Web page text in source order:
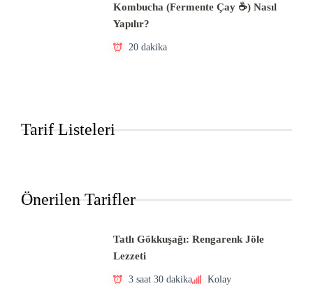
Kombucha (Fermente Çay ☕) Nasıl
Yapılır?
20 dakika
Tarif Listeleri
Önerilen Tarifler
Tatlı Gökkuşağı: Rengarenk Jöle
Lezzeti
3 saat 30 dakika Kolay